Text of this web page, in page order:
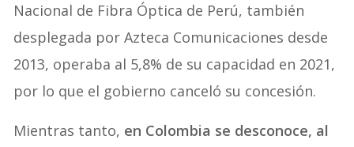
Nacional de Fibra Óptica de Perú, también
desplegada por Azteca Comunicaciones desde
2013, operaba al 5,8% de su capacidad en 2021,
por lo que el gobierno canceló su concesión.
Mientras tanto, en Colombia se desconoce, al